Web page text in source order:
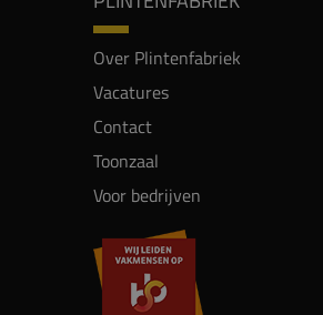
Over Plintenfabriek
Vacatures
Contact
Toonzaal
Voor bedrijven